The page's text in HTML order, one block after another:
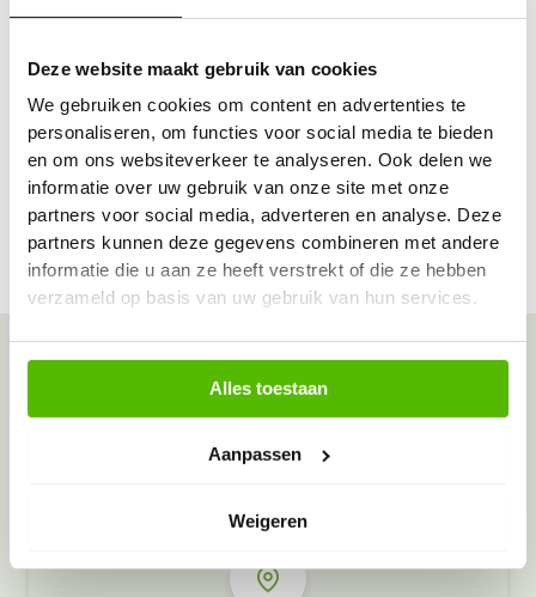
Deze website maakt gebruik van cookies
We gebruiken cookies om content en advertenties te
personaliseren, om functies voor social media te bieden
en om ons websiteverkeer te analyseren. Ook delen we
informatie over uw gebruik van onze site met onze
partners voor social media, adverteren en analyse. Deze
partners kunnen deze gegevens combineren met andere
informatie die u aan ze heeft verstrekt of die ze hebben
verzameld op basis van uw gebruik van hun services.
Alles toestaan
Aanpassen
Weigeren
Vraag & antwoord
De meest voorkomende vragen over onze dienst vind
je hier.
Bekijk alle antwoorden
Meer inzamelpunten in de buurt
inzamelpunten in het hele land,
ook in jouw buurt.